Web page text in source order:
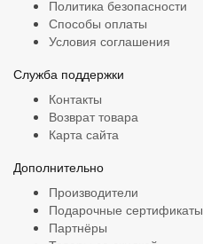
Политика безопасности
Способы оплаты
Условия соглашения
Служба поддержки
Контакты
Возврат товара
Карта сайта
Дополнительно
Производители
Подарочные сертификаты
Партнёры